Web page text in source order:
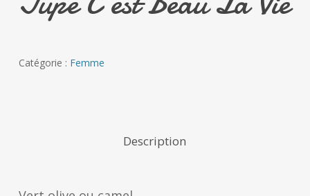
Catégorie : Femme
Description